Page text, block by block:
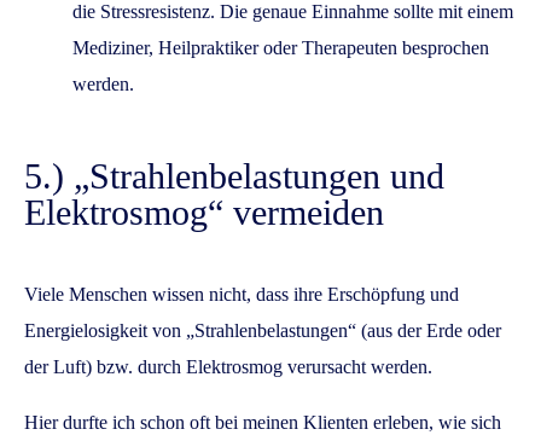
die Stressresistenz. Die genaue Einnahme sollte mit einem
Mediziner, Heilpraktiker oder Therapeuten besprochen
werden.
5.) „Strahlenbelastungen und
Elektrosmog“ vermeiden
Viele Menschen wissen nicht, dass ihre Erschöpfung und
Energielosigkeit von „Strahlenbelastungen“ (aus der Erde oder
der Luft) bzw. durch Elektrosmog verursacht werden.
Hier durfte ich schon oft bei meinen Klienten erleben, wie sich